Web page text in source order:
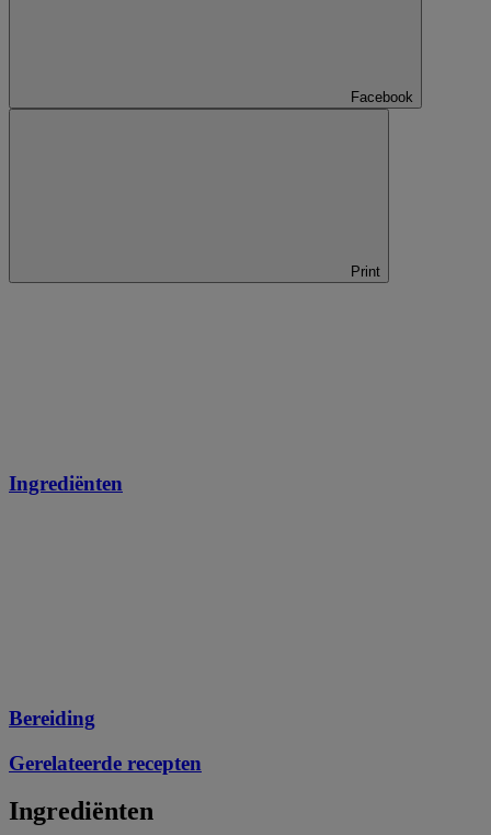
Facebook
Print
Ingrediënten
Bereiding
Gerelateerde recepten
Ingrediënten